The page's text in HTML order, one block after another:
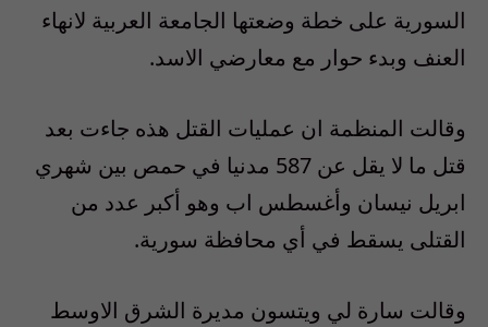
السورية على خطة وضعتها الجامعة العربية لانهاء
العنف وبدء حوار مع معارضي الاسد.
وقالت المنظمة ان عمليات القتل هذه جاءت بعد
قتل ما لا يقل عن 587 مدنيا في حمص بين شهري
ابريل نيسان وأغسطس اب وهو أكبر عدد من
القتلى يسقط في أي محافظة سورية.
وقالت سارة لي ويتسون مديرة الشرق الاوسط